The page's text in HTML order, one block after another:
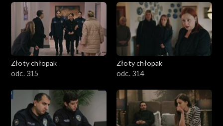
Złoty chłopak
odc. 315
Złoty chłopak
odc. 314